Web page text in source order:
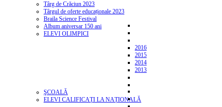
Târg de Crăciun 2023
Târgul de oferte educaționale 2023
Braila Science Festival
Album aniversar 150 ani
ELEVI OLIMPICI
2016
2015
2014
2013
ŞCOALĂ
ELEVI CALIFICAȚI LA NAȚIONALĂ